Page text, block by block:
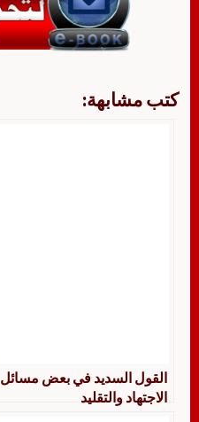
كتب مشابهة:
القول السديد في بعض مسائل
الاجتهاد والتقليد